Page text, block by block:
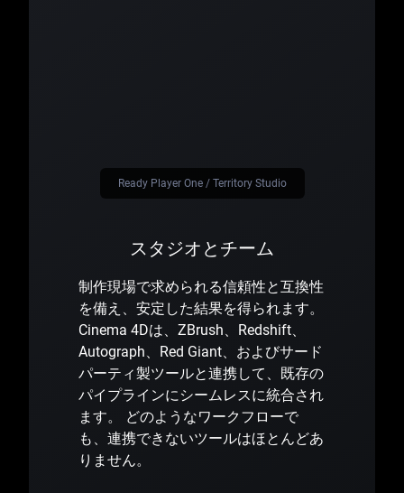
スタジオとチーム
制作現場で求められる信頼性と互換性
を備え、安定した結果を得られます。
Cinema 4Dは、ZBrush、Redshift、
Autograph、Red Giant、およびサード
パーティ製ツールと連携して、既存の
パイプラインにシームレスに統合され
ます。 どのようなワークフローで
も、連携できないツールはほとんどあ
りません。
Ready Player One / Territory Studio